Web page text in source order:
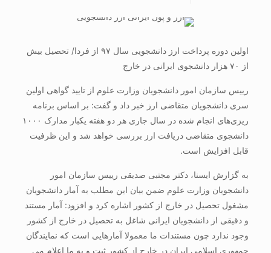
اولین دوره پرداخت ارز دانشجویی سال ۹۷ از فردا/ تحصیل بیش
از ۷۰ هزار دانشجوی ایرانی در خارج
رییس سازمان امور دانشجویان وزارت علوم از تایید گواهی اولین
سری دانشجویان متقاضی ارز خبر داد و گفت: بر اساس برنامه
ریزی‌های انجام شده در سال جاری هر دو هفته یکبار مدارک ۱۰۰۰
دانشجوی متقاضی دریافت ارز بررسی خواهد شد و این ظرفیت
قابل افزایش است.
به گزارش ایسنا،‌ دکتر مجتبی صدیقی رییس سازمان امور
دانشجویان وزارت علوم ضمن بیان این مطلب به آمار دانشجویان
مشغول تحصیل در خارج از کشور اشاره کرد و افزود: آمار مستند
و دقیقی از دانشجویان ایرانی شاغل به تحصیل در خارج از کشور
وجود ندارد چون مستندات ما معمولا آمارهایی است که نمایندگان
جمهوری اسلامی ایران در خارج از کشور ثبت و به ما اعلام می